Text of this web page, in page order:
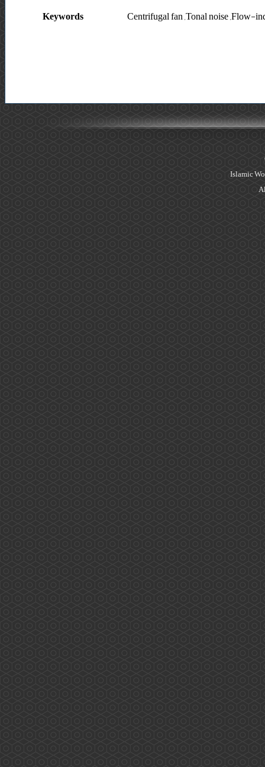
Keywords
Centrifugal fan ,Tonal noise ,Flow-
Islamic